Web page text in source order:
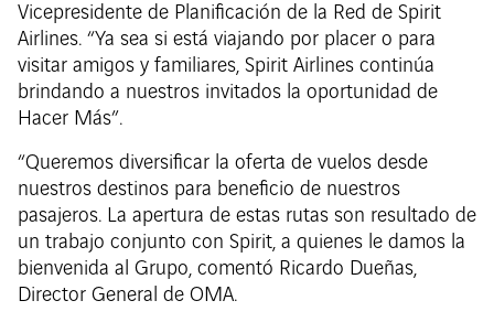
Vicepresidente de Planificación de la Red de Spirit
Airlines. “Ya sea si está viajando por placer o para
visitar amigos y familiares, Spirit Airlines continúa
brindando a nuestros invitados la oportunidad de
Hacer Más”.
“Queremos diversificar la oferta de vuelos desde
nuestros destinos para beneficio de nuestros
pasajeros. La apertura de estas rutas son resultado de
un trabajo conjunto con Spirit, a quienes le damos la
bienvenida al Grupo, comentó Ricardo Dueñas,
Director General de OMA.